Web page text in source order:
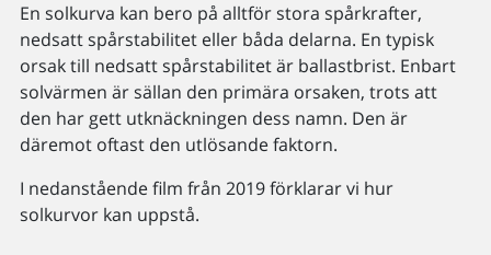
En solkurva kan bero på alltför stora spårkrafter,
nedsatt spårstabilitet eller båda delarna. En typisk
orsak till nedsatt spårstabilitet är ballastbrist. Enbart
solvärmen är sällan den primära orsaken, trots att
den har gett utknäckningen dess namn. Den är
däremot oftast den utlösande faktorn.
I nedanstående film från 2019 förklarar vi hur
solkurvor kan uppstå.